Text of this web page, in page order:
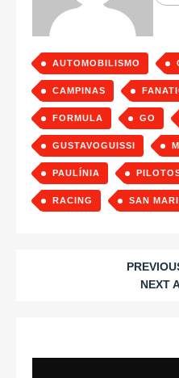
AUTOMOBILISMO
CAMPINAS
FORMULA GO
GUSTAVOGUISSI
PAULÍNIA
RACING SAN
NEXT